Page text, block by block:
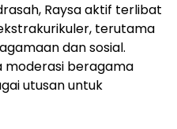
Raysa aktif terlibat
terutama
dan sosial.
moderasi beragama
utusan untuk